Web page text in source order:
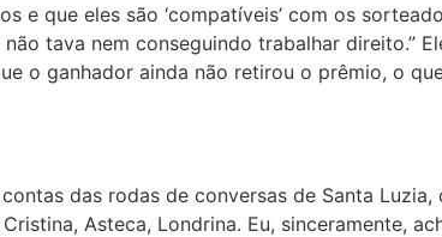
e que eles são ‘compatíveis’ com os
tava nem conseguindo trabalhar direito.”
o ganhador ainda não retirou o prêmio, o
das rodas de conversas de Santa Luzia,
Asteca, Londrina. Eu, sinceramente,